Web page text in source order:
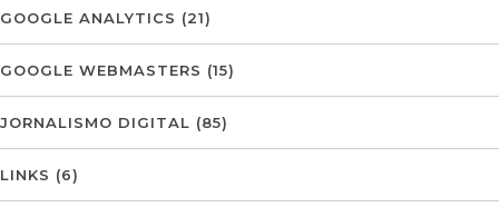
GOOGLE ANALYTICS (21)
GOOGLE WEBMASTERS (15)
JORNALISMO DIGITAL (85)
LINKS (6)